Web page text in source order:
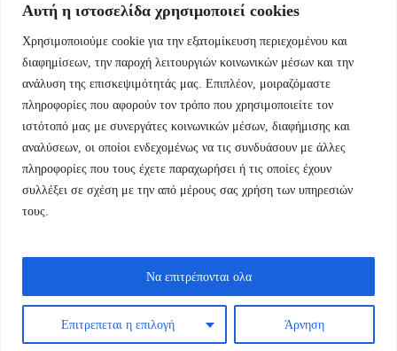
Αυτή η ιστοσελίδα χρησιμοποιεί cookies
Χρησιμοποιούμε cookie για την εξατομίκευση περιεχομένου και
διαφημίσεων, την παροχή λειτουργιών κοινωνικών μέσων και την
ανάλυση της επισκεψιμότητάς μας. Επιπλέον, μοιραζόμαστε
πληροφορίες που αφορούν τον τρόπο που χρησιμοποιείτε τον
ιστότοπό μας με συνεργάτες κοινωνικών μέσων, διαφήμισης και
αναλύσεων, οι οποίοι ενδεχομένως να τις συνδυάσουν με άλλες
πληροφορίες που τους έχετε παραχωρήσει ή τις οποίες έχουν
συλλέξει σε σχέση με την από μέρους σας χρήση των υπηρεσιών
τους.
Επιτρεπεται η επιλογή Άρνηση
Να επιτρέπονται ολα
Εμμ.Μπενάκη 76 10681 Αθήνα Ελλάδα.
+30.2110084023
info@kyfantabooks.gr
Βρείτε μας